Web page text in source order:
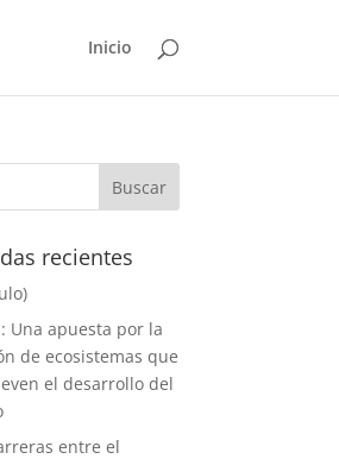
Inicio
recientes
Una apuesta por la
de ecosistemas que
el desarrollo del
entre el